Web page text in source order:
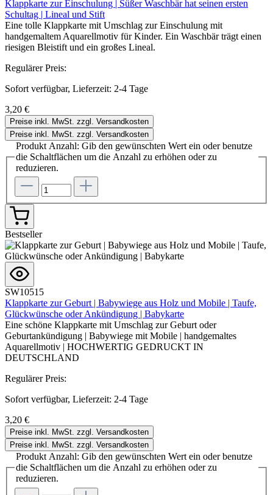
Klappkarte zur Einschulung | Süßer Waschbär hat seinen ersten
Schultag | Lineal und Stift
Eine tolle Klappkarte mit Umschlag zur Einschulung mit
handgemaltem Aquarellmotiv für Kinder. Ein Waschbär trägt einen
riesigen Bleistift und ein großes Lineal.
Regulärer Preis:
Sofort verfügbar, Lieferzeit: 2-4 Tage
3,20 €
Preise inkl. MwSt. zzgl. Versandkosten
Preise inkl. MwSt. zzgl. Versandkosten
Produkt Anzahl: Gib den gewünschten Wert ein oder benutze
die Schaltflächen um die Anzahl zu erhöhen oder zu
reduzieren.
Bestseller
SW10515
Klappkarte zur Geburt | Babywiege aus Holz und Mobile | Taufe,
Glückwünsche oder Ankündigung | Babykarte
Eine schöne Klappkarte mit Umschlag zur Geburt oder
Geburtankündigung | Babywiege mit Mobile | handgemaltes
Aquarellmotiv | HOCHWERTIG GEDRUCKT IN
DEUTSCHLAND
Regulärer Preis:
Sofort verfügbar, Lieferzeit: 2-4 Tage
3,20 €
Preise inkl. MwSt. zzgl. Versandkosten
Preise inkl. MwSt. zzgl. Versandkosten
Produkt Anzahl: Gib den gewünschten Wert ein oder benutze
die Schaltflächen um die Anzahl zu erhöhen oder zu
reduzieren.